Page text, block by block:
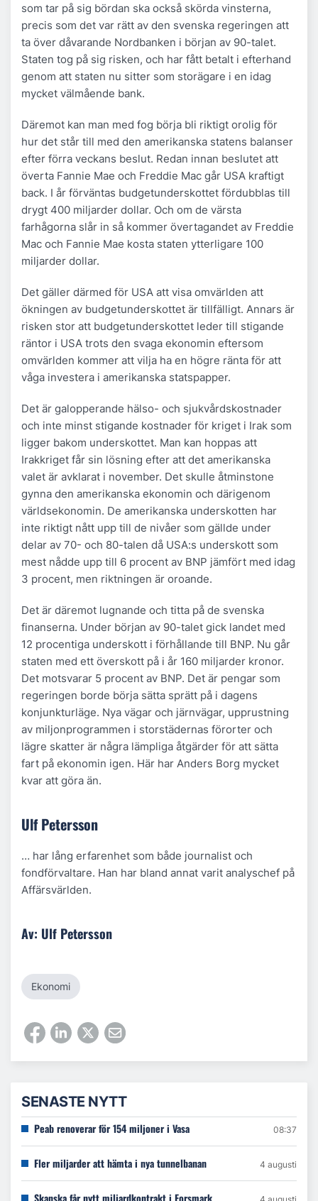
som tar på sig bördan ska också skörda vinsterna,
precis som det var rätt av den svenska regeringen att
ta över dåvarande Nordbanken i början av 90-talet.
Staten tog på sig risken, och har fått betalt i efterhand
genom att staten nu sitter som storägare i en idag
mycket välmående bank.
Däremot kan man med fog börja bli riktigt orolig för
hur det står till med den amerikanska statens balanser
efter förra veckans beslut. Redan innan beslutet att
överta Fannie Mae och Freddie Mac går USA kraftigt
back. I år förväntas budgetunderskottet fördubblas till
drygt 400 miljarder dollar. Och om de värsta
farhågorna slår in så kommer övertagandet av Freddie
Mac och Fannie Mae kosta staten ytterligare 100
miljarder dollar.
Det gäller därmed för USA att visa omvärlden att
ökningen av budgetunderskottet är tillfälligt. Annars är
risken stor att budgetunderskottet leder till stigande
räntor i USA trots den svaga ekonomin eftersom
omvärlden kommer att vilja ha en högre ränta för att
våga investera i amerikanska statspapper.
Det är galopperande hälso- och sjukvårdskostnader
och inte minst stigande kostnader för kriget i Irak som
ligger bakom underskottet. Man kan hoppas att
Irakkriget får sin lösning efter att det amerikanska
valet är avklarat i november. Det skulle åtminstone
gynna den amerikanska ekonomin och därigenom
världsekonomin. De amerikanska underskotten har
inte riktigt nått upp till de nivåer som gällde under
delar av 70- och 80-talen då USA:s underskott som
mest nådde upp till 6 procent av BNP jämfört med idag
3 procent, men riktningen är oroande.
Det är däremot lugnande och titta på de svenska
finanserna. Under början av 90-talet gick landet med
12 procentiga underskott i förhållande till BNP. Nu går
staten med ett överskott på i år 160 miljarder kronor.
Det motsvarar 5 procent av BNP. Det är pengar som
regeringen borde börja sätta sprätt på i dagens
konjunkturläge. Nya vägar och järnvägar, upprustning
av miljonprogrammen i storstädernas förorter och
lägre skatter är några lämpliga åtgärder för att sätta
fart på ekonomin igen. Här har Anders Borg mycket
kvar att göra än.
Ulf Petersson
… har lång erfarenhet som både journalist och
fondförvaltare. Han har bland annat varit analyschef på
Affärsvärlden.
Av: Ulf Petersson
Ekonomi
SENASTE NYTT
Peab renoverar för 154 miljoner i Vasa 08:37
Fler miljarder att hämta i nya tunnelbanan 4 augusti
Skanska får nytt miljardkontrakt i Forsmark